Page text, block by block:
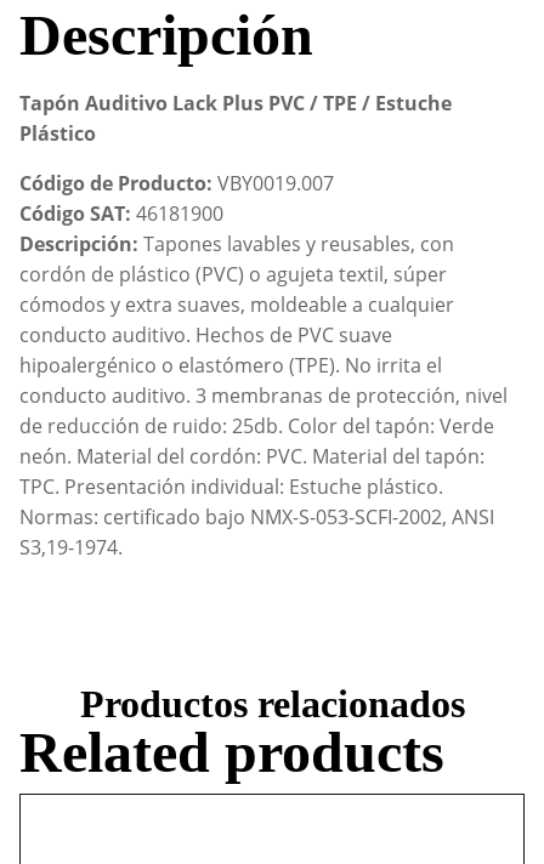
Descripción
Tapón Auditivo Lack Plus PVC / TPE / Estuche
Plástico
Código de Producto: VBY0019.007
Código SAT: 46181900
Descripción: Tapones lavables y reusables, con
cordón de plástico (PVC) o agujeta textil, súper
cómodos y extra suaves, moldeable a cualquier
conducto auditivo. Hechos de PVC suave
hipoalergénico o elastómero (TPE). No irrita el
conducto auditivo. 3 membranas de protección, nivel
de reducción de ruido: 25db. Color del tapón: Verde
neón. Material del cordón: PVC. Material del tapón:
TPC. Presentación individual: Estuche plástico.
Normas: certificado bajo NMX-S-053-SCFI-2002, ANSI
S3,19-1974.
Productos relacionados
Related products